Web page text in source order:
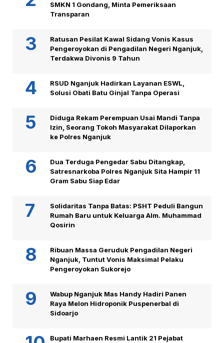
SMKN 1 Gondang, Minta Pemeriksaan
Transparan
Ratusan Pesilat Kawal Sidang Vonis Kasus
Pengeroyokan di Pengadilan Negeri Nganjuk,
Terdakwa Divonis 9 Tahun
RSUD Nganjuk Hadirkan Layanan ESWL,
Solusi Obati Batu Ginjal Tanpa Operasi
Diduga Rekam Perempuan Usai Mandi Tanpa
Izin, Seorang Tokoh Masyarakat Dilaporkan
ke Polres Nganjuk
Dua Terduga Pengedar Sabu Ditangkap,
Satresnarkoba Polres Nganjuk Sita Hampir 11
Gram Sabu Siap Edar
Solidaritas Tanpa Batas: PSHT Peduli Bangun
Rumah Baru untuk Keluarga Alm. Muhammad
Qosirin
Ribuan Massa Geruduk Pengadilan Negeri
Nganjuk, Tuntut Vonis Maksimal Pelaku
Pengeroyokan Sukorejo
Wabup Nganjuk Mas Handy Hadiri Panen
Raya Melon Hidroponik Puspenerbal di
Sidoarjo
Bupati Marhaen Resmi Lantik 21 Pejabat